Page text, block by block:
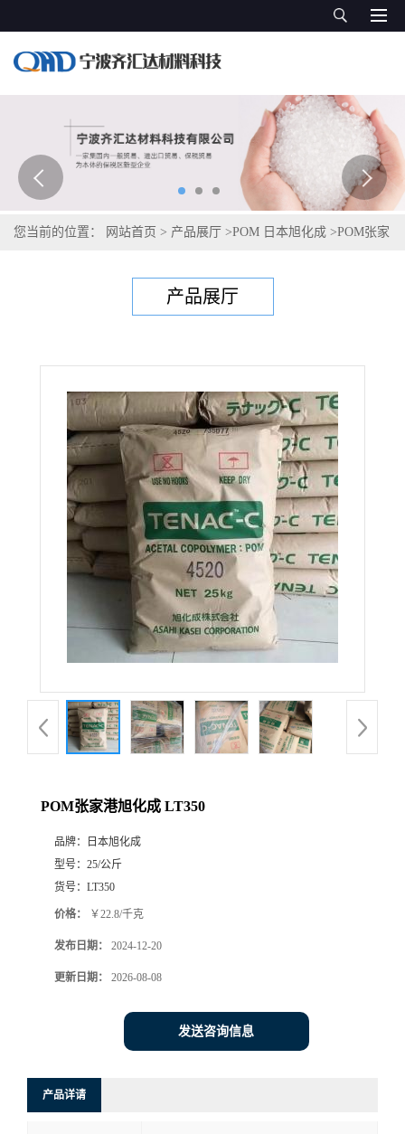
您当前的位置： 网站首页 > 产品展厅 >POM 日本旭化成 >POM张家
产品展厅
POM张家港旭化成 LT350
品牌：
日本旭化成
型号： 25/公斤
货号： LT350
价格： ￥22.8/千克
发布日期： 2024-12-20
更新日期： 2026-08-08
发送咨询信息
产品详请